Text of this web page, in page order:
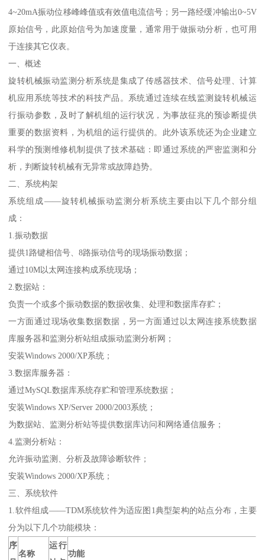
4~20mA振动位移峰峰值或有效值电流信号；另一路经缓冲输出0~5V
原始信号，此原始信号为加速度量，通常用于做振动分析，也可用
于连接其它仪表。
一、概述
旋转机械振动监测分析系统是集成了传感器技术、信号处理、计算
机应用系统等技术的科技产品。系统通过连续在线监测旋转机械运
行振动参数，及时了解机组的运行状况，为事故征兆的预诊断提供
重要的数据资料，为机组的运行提供的。此外该系统还为企业建立
科学的预测维修机制提供了技术基础：即通过系统的严密监测和分
析，判断旋转机械有无异常或故障趋势。
二、系统构架
系统组成——旋转机械振动监测分析系统主要由以下几个部分组
成：
1.振动数据
提供1路键相信号、8路振动信号的现场振动数据；
通过10M以太网连接构成系统现场；
2.数据站：
负责一个或多个振动数据的数据收集、处理和数据库存贮；
一方面通过现场收集数据数据，另一方面通过以太网连接系统数据
库服务器和监测分析站组成振动监测分析网；
安装Windows 2000/XP系统；
3.数据库服务器：
通过MySQL数据库系统存贮和管理系统数据；
安装Windows XP/Server 2000/2003系统；
为数据站、监测分析站等提供数据库访问和网络通信服务；
4.监测分析站：
允许振动监测、分析及故障诊断软件；
安装Windows 2000/XP系统；
三、系统软件
1.软件组成——TDM系统软件为适应图1典型架构的站点分布，主要
分为以下几个功能模块：
序
名称
运行
功能